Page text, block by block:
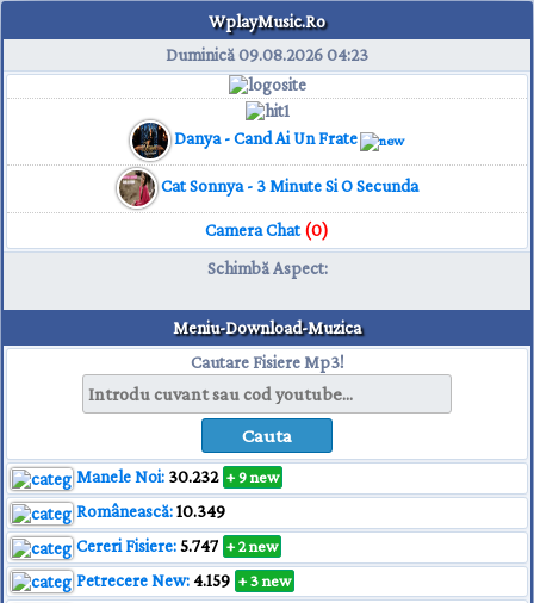
WplayMusic.Ro
Duminică 09.08.202604:23
Danya - Cand Ai Un Frate
Cat Sonnya - 3 Minute Si O Secunda
Camera Chat(0)
Schimbă Aspect:
Meniu-Download-Muzica
Cautare Fisiere Mp3!
Manele Noi: 30.232 + 9 new
Românească:10.349
Cereri Fisiere:5.747 + 2 new
Petrecere New: 4.159 + 3 new